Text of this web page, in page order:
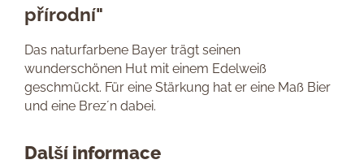
přírodní"
Das naturfarbene Bayer trägt seinen
wunderschönen Hut mit einem Edelweiß
geschmückt. Für eine Stärkung hat er eine Maß Bier
und eine Brez´n dabei.
Další informace